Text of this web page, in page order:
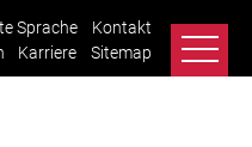
Sprache
Kontakt
Karriere Sitemap